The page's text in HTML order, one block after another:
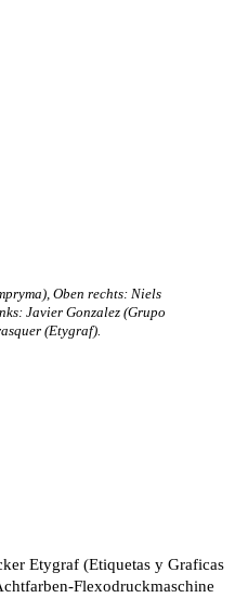
Oben rechts: Niels
Javier Gonzalez (Grupo
(Etygraf).
Etygraf (Etiquetas y Graficas
Flexodruckmaschine